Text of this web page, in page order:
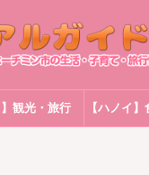
】観光・旅行 【ハノイ